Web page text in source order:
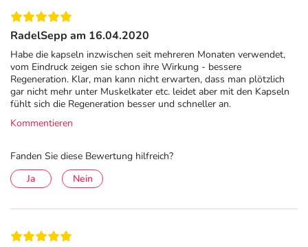
RadelSepp am 16.04.2020
Habe die kapseln inzwischen seit mehreren Monaten verwendet,
vom Eindruck zeigen sie schon ihre Wirkung - bessere
Regeneration. Klar, man kann nicht erwarten, dass man plötzlich
gar nicht mehr unter Muskelkater etc. leidet aber mit den Kapseln
fühlt sich die Regeneration besser und schneller an.
Kommentieren
Fanden Sie diese Bewertung hilfreich?
Ja
Nein